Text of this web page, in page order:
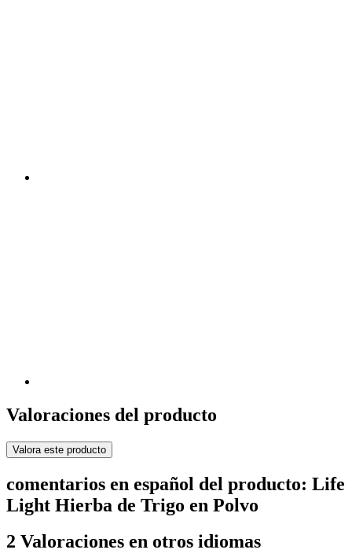
Valoraciones del producto
Valora este producto
comentarios en español del producto: Life
Light Hierba de Trigo en Polvo
2 Valoraciones en otros idiomas